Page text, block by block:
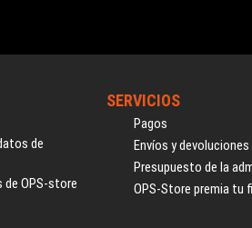
de
de OPS-store
SERVICIOS
Pagos
Envíos y devoluciones
Presupuesto de la
OPS-Store premia tu